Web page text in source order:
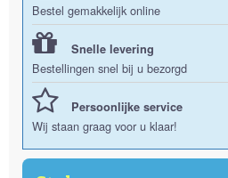
Bestel gemakkelijk online
Snelle levering
Bestellingen snel bij u bezorgd
Persoonlijke service
Wij staan graag voor u klaar!